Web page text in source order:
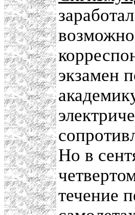
экзамен
Но в
течение